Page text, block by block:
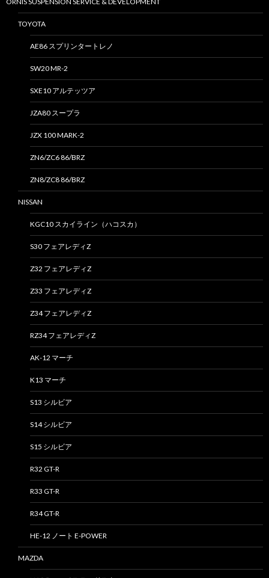
TOYOTA
AE86 スプリンタートレノ
SW20 MR-2
SXE10 アルテッツア
JZA80 スープラ
JZX 100 MARK-2
ZN6/ZC6 86/BRZ
ZN8/ZC8 86/BRZ
NISSAN
KGC10 スカイライン（ハコスカ）
S30 フェアレディZ
Z32 フェアレディZ
Z33 フェアレディZ
Z34 フェアレディZ
RZ34 フェアレディZ
AK-12 マーチ
K13 マーチ
S13 シルビア
S14 シルビア
S15 シルビア
R32 GT-R
R33 GT-R
R34 GT-R
HE-12 ノート E-POWER
MAZDA